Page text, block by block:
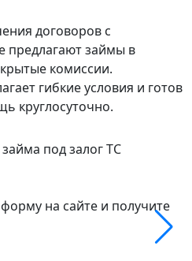
договоров с
предлагают займы в
комиссии.
гибкие условия и готов
круглосуточно.
под залог ТС
на сайте и получите